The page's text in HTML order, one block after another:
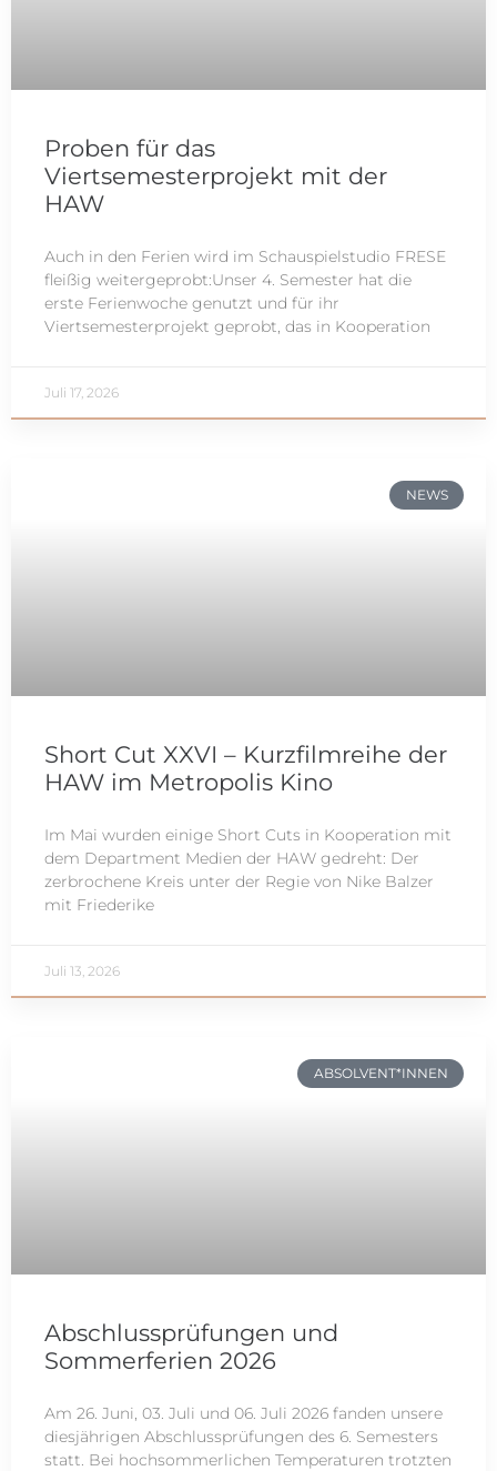
Proben für das
Viertsemesterprojekt mit der
HAW
Auch in den Ferien wird im Schauspielstudio FRESE
fleißig weitergeprobt:Unser 4. Semester hat die
erste Ferienwoche genutzt und für ihr
Viertsemesterprojekt geprobt, das in Kooperation
Juli 17, 2026
NEWS
Short Cut XXVI – Kurzfilmreihe der
HAW im Metropolis Kino
Im Mai wurden einige Short Cuts in Kooperation mit
dem Department Medien der HAW gedreht: Der
zerbrochene Kreis unter der Regie von Nike Balzer
mit Friederike
Juli 13, 2026
ABSOLVENT*INNEN
Abschlussprüfungen und
Sommerferien 2026
Am 26. Juni, 03. Juli und 06. Juli 2026 fanden unsere
diesjährigen Abschlussprüfungen des 6. Semesters
statt. Bei hochsommerlichen Temperaturen trotzten